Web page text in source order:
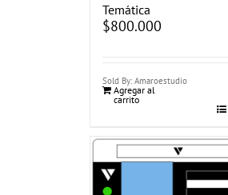
Temática
$800.000
Sold By: Amaroestudio
Agregar al
carrito